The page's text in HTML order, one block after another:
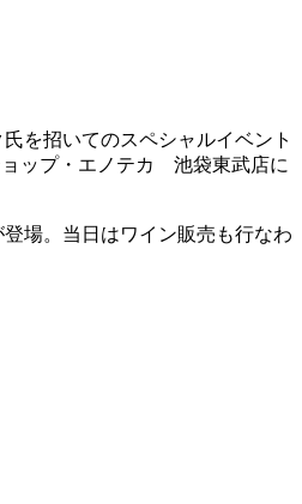
を招いてのスペシャルイベント
ョップ・エノテカ 池袋東武店に
場。当日はワイン販売も行なわ